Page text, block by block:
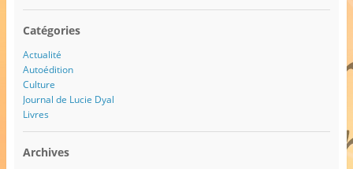
Catégories
Actualité
Autoédition
Culture
Journal de Lucie Dyal
Livres
Archives